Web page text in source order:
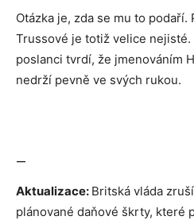
Otázka je, zda se mu to
Trussové je totiž velice
poslanci tvrdí, že jmenováním
nedrží pevně ve svých rukou.
—
Aktualizace: Britská vláda
plánované daňové škrty, které